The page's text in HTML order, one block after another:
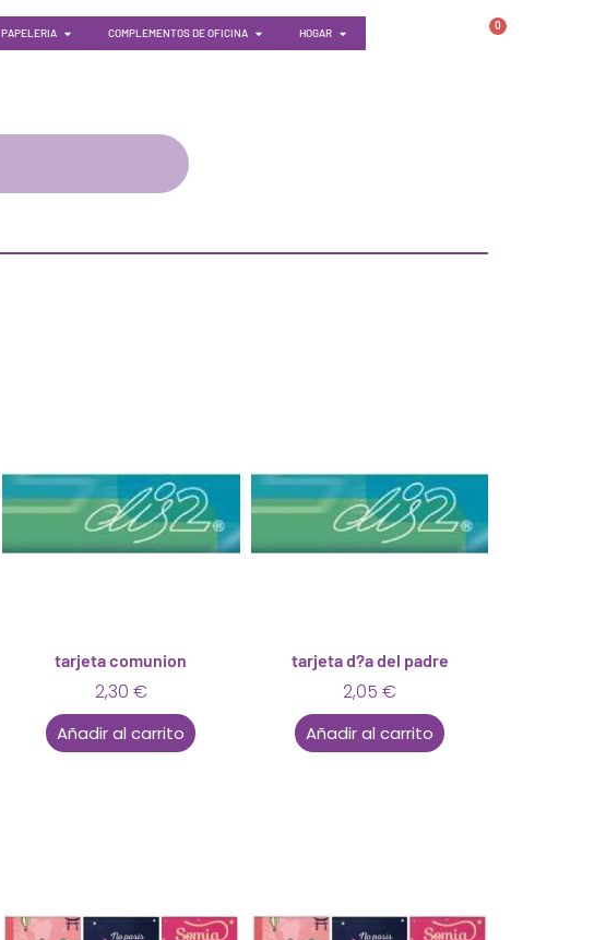
PAPELERIA COMPLEMENTOS DE OFICINA HOGAR
0
tarjeta comunion
2,30 €
Añadir al carrito
tarjeta d?a del padre
2,05€
Añadir al carrito